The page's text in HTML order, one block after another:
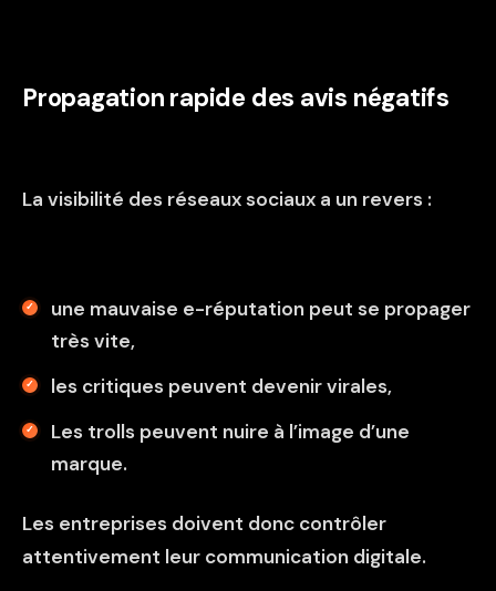
Propagation rapide des avis négatifs
La visibilité des réseaux sociaux a un revers :
une mauvaise e-réputation peut se propager
très vite,
les critiques peuvent devenir virales,
Les trolls peuvent nuire à l’image d’une
marque.
Les entreprises doivent donc contrôler
attentivement leur communication digitale.